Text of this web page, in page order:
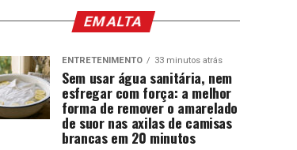
EM ALTA
ENTRETENIMENTO 33 minutos atrás
Sem usar água sanitária, nem
esfregar com força: a melhor
forma de remover o amarelado
de suor nas axilas de camisas
brancas em 20 minutos